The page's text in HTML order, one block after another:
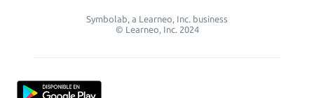
Symbolab, a Learneo, Inc. business
© Learneo, Inc. 2024